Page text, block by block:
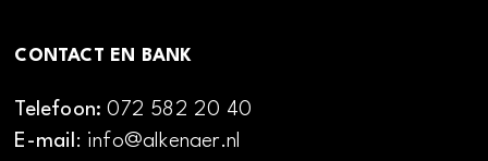
CONTACT EN BANK
Telefoon:072 582 20 40
E-mail: info@alkenaer.nl